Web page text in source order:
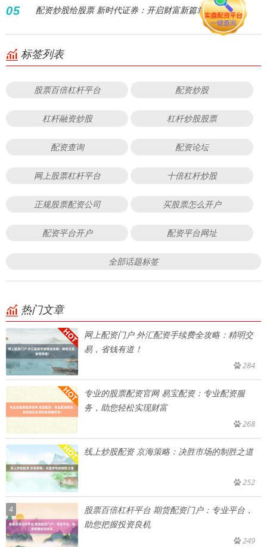
05 配资炒股给股票 新时代证券：开启财富新篇章
标签列表
股票百倍杠杆平台 配资炒股
杠杆融资炒股 杠杆炒股股票
配资查询 配资论坛
网上股票杠杆平台 十倍杠杆炒股
正规股票配资公司 买股票怎么开户
配资平台开户 配资平台网址
全部话题标签
热门文章
网上配资门户 外汇配资手续费全攻略：精明交
易，省钱有道！
284
专业的股票配资官网 易宝配资：专业配资服
务，助您轻松实现财富
268
线上炒股配资 京海策略：决胜市场的制胜之道
252
4
股票百倍杠杆平台 期货配资门户：专业平台，
助您把握投资良机
249